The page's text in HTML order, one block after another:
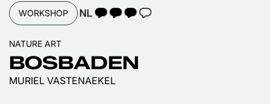
WORKSHOP TAALICOON 3
BOSBADEN
MURIEL VASTENAEKEL
NATURE ART